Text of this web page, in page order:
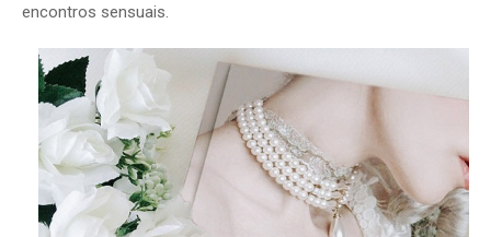
encontros sensuais.